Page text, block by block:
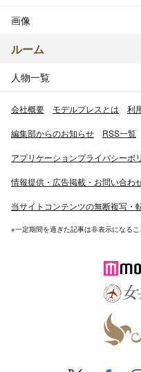
画像
ルーム
人物一覧
会社概要 モデルプレスとは 利
編集部からのお知らせ RSS一覧
アプリケーションプライバシーポ
情報提供・広告掲載・お問い合わ
当サイトコンテンツの無断複写・
※一定期間を過ぎた記事は非表示になる